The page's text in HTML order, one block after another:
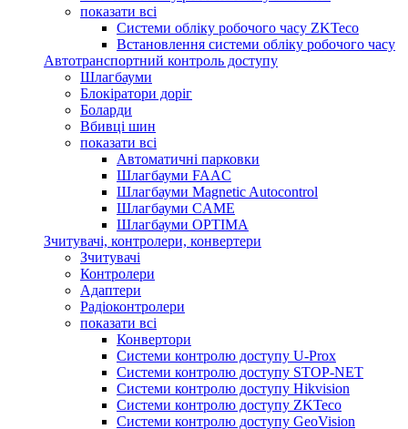
показати всі
Системи обліку робочого часу ZKTeco
Встановлення системи обліку робочого часу
Автотранспортний контроль доступу
Шлагбауми
Блокіратори доріг
Боларди
Вбивці шин
показати всі
Автоматичні парковки
Шлагбауми FAAC
Шлагбауми Magnetic Autocontrol
Шлагбауми CAME
Шлагбауми OPTIMA
Зчитувачі, контролери, конвертери
Зчитувачі
Контролери
Адаптери
Радіоконтролери
показати всі
Конвертори
Системи контролю доступу U-Prox
Системи контролю доступу STOP-NET
Системи контролю доступу Hikvision
Системи контролю доступу ZKTeco
Системи контролю доступу GeoVision